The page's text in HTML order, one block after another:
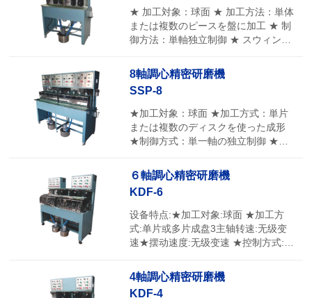
保方面有卓越的功能。 ★因对玻璃粉
未的离心处理，可以延长冷却液(油)与
金刚石磨头的使用寿命。
★ 加工対象：球面 ★ 加工方法：単体
または複数のピースを盤に加工 ★ 制
御方法：単軸独立制御 ★ スウィング
動
8軸調心精密研磨機
SSP-8
★加工対象：球面 ★加工方式：単片
または複数のディスクを使った成形
★制御方式：単一軸の独立制御 ★摆
動
６軸調心精密研磨機
KDF-6
设备特点:★加工对象:球面 ★加工方
式:单片或多片成盘3主轴转速:无级变
速★摆动速度:无级变速 ★控制方式:单
式:准球心加工★加压方式:气动加压★
供液方式:自动循环 ★主要技术规格 背
4軸調心精密研磨機
KDF-4